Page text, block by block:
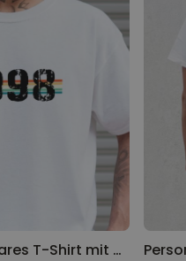
Personalisierbares T-Shirt mit Jahreszahl